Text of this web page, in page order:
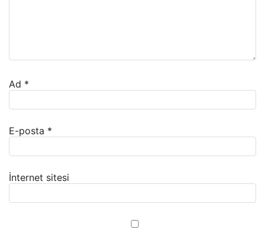
Ad *
E-posta *
İnternet sitesi